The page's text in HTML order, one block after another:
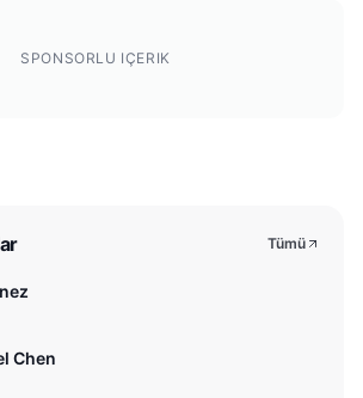
SPONSORLU IÇERIK
Tümü
Chen